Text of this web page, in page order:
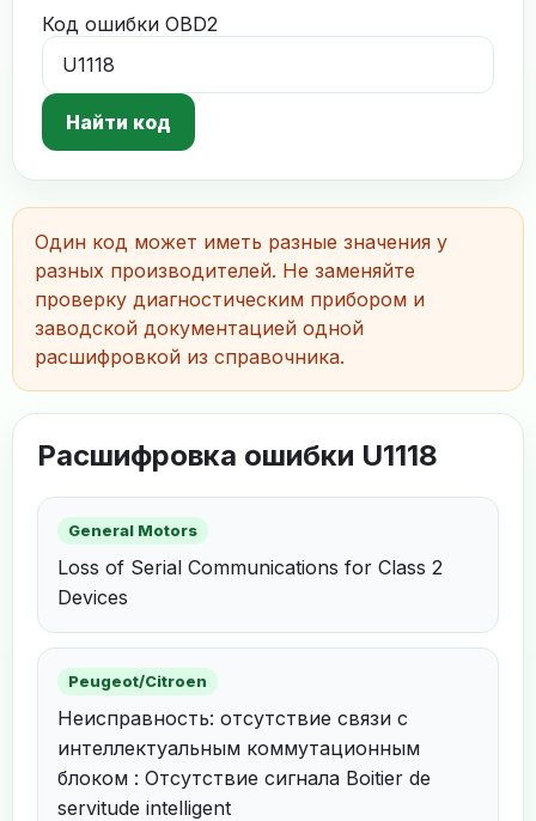
Код ошибки OBD2
Найти код
Один код может иметь разные значения у
разных производителей. Не заменяйте
проверку диагностическим прибором и
заводской документацией одной
расшифровкой из справочника.
Расшифровка ошибки U1118
General Motors
Loss of Serial Communications for Class 2
Devices
Peugeot/Citroen
Неисправность: отсутствие связи с
интеллектуальным коммутационным
блоком : Отсутствие сигнала Boitier de
servitude intelligent